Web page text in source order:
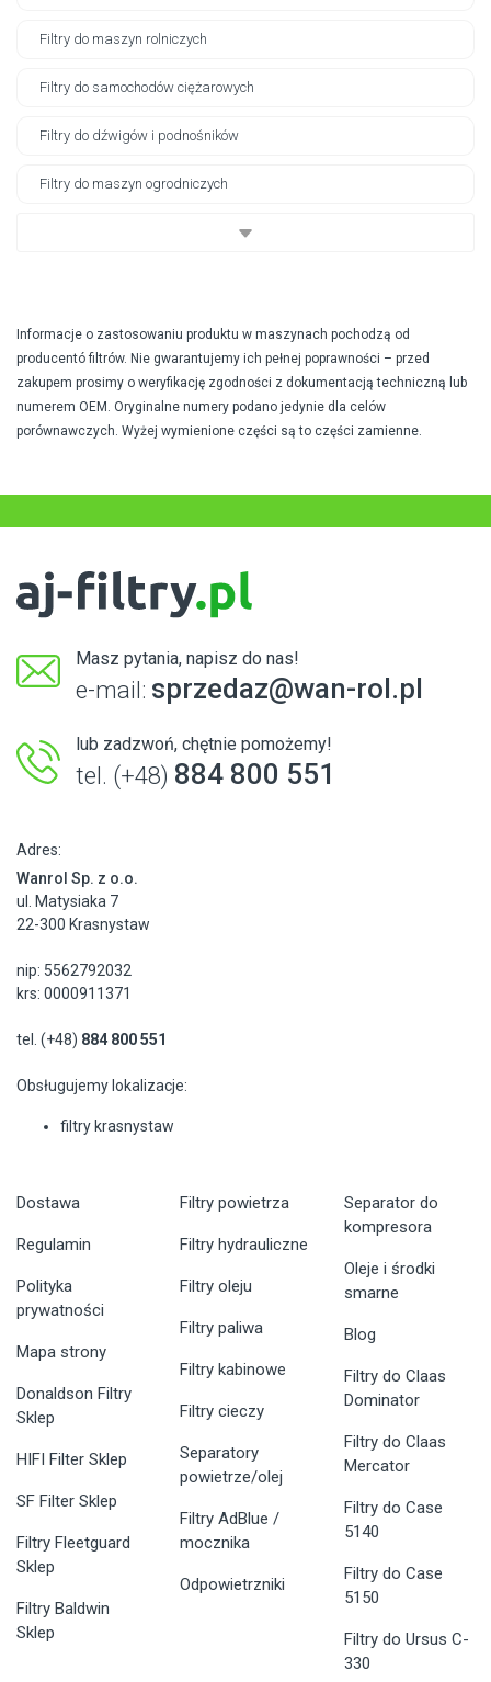
Filtry do maszyn rolniczych
Filtry do samochodów ciężarowych
Filtry do dźwigów i podnośników
Filtry do maszyn ogrodniczych
Informacje o zastosowaniu produktu w maszynach pochodzą od
producentó filtrów. Nie gwarantujemy ich pełnej poprawności – przed
zakupem prosimy o weryfikację zgodności z dokumentacją techniczną lub
numerem OEM. Oryginalne numery podano jedynie dla celów
porównawczych. Wyżej wymienione części są to części zamienne.
Masz pytania, napisz do nas!
e-mail: sprzedaz@wan-rol.pl
lub zadzwoń, chętnie pomożemy!
tel. (+48) 884 800 551
Adres:
Wanrol Sp. z o.o.
ul. Matysiaka 7
22-300 Krasnystaw
nip: 5562792032
krs: 0000911371
tel. (+48) 884 800 551
Obsługujemy lokalizacje:
filtry krasnystaw
Dostawa
Regulamin
Polityka
prywatności
Mapa strony
Donaldson Filtry
Sklep
HIFI Filter Sklep
SF Filter Sklep
Filtry Fleetguard
Sklep
Filtry Baldwin
Sklep
Filtry powietrza
Filtry hydrauliczne
Filtry oleju
Filtry paliwa
Filtry kabinowe
Filtry cieczy
Separatory
powietrze/olej
Filtry AdBlue /
mocznika
Odpowietrzniki
Separator do
kompresora
Oleje i środki
smarne
Blog
Filtry do Claas
Dominator
Filtry do Claas
Mercator
Filtry do Case
5140
Filtry do Case
5150
Filtry do Ursus C-
330